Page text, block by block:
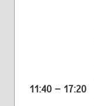
11:40 – 17:20